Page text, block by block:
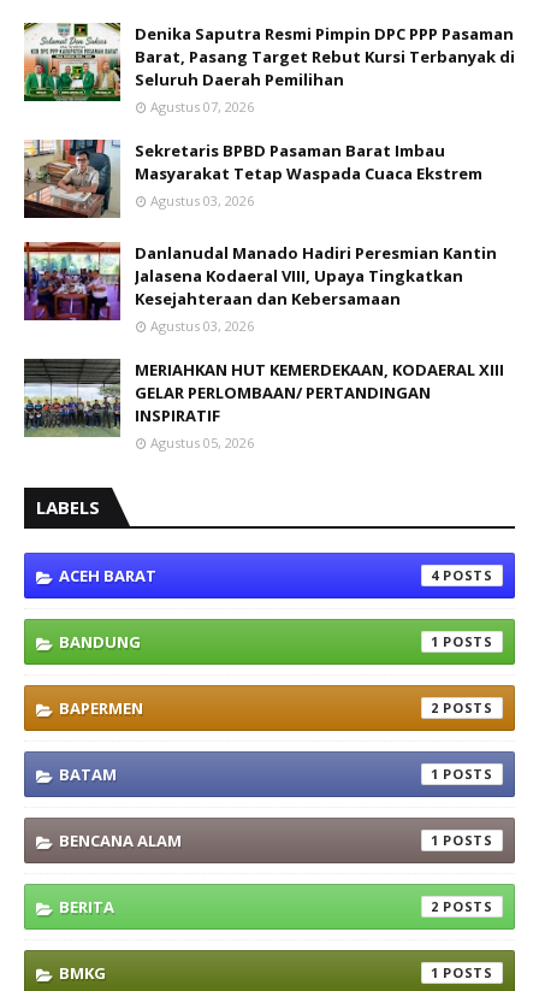
Denika Saputra Resmi Pimpin DPC PPP Pasaman
Barat, Pasang Target Rebut Kursi Terbanyak di
Seluruh Daerah Pemilihan
Agustus 07, 2026
Sekretaris BPBD Pasaman Barat Imbau
Masyarakat Tetap Waspada Cuaca Ekstrem
Agustus 03, 2026
Danlanudal Manado Hadiri Peresmian Kantin
Jalasena Kodaeral VIII, Upaya Tingkatkan
Kesejahteraan dan Kebersamaan
Agustus 03, 2026
MERIAHKAN HUT KEMERDEKAAN, KODAERAL XIII
GELAR PERLOMBAAN/ PERTANDINGAN
INSPIRATIF
Agustus 05, 2026
LABELS
ACEH BARAT 4
BANDUNG 1
BAPERMEN 2
BATAM 1
BENCANA ALAM 1
BERITA 2
BMKG 1